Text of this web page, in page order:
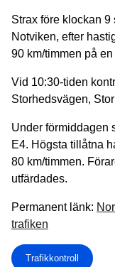
Strax före klockan
Notviken, efter
90 km/timmen på
Vid 10:30-tiden
Storhedsvägen,
Under förmiddagen
E4. Högsta tillåtna
80 km/timmen.
utfärdades.
Permanent länk:
trafiken
Trafikkontroll